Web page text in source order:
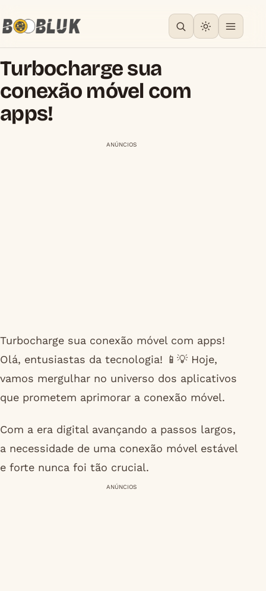
Turbocharge sua
conexão móvel com
apps!
ANÚNCIOS
Turbocharge sua conexão móvel com apps!
Olá, entusiastas da tecnologia! 📱💡 Hoje,
vamos mergulhar no universo dos aplicativos
que prometem aprimorar a conexão móvel.
Com a era digital avançando a passos largos,
a necessidade de uma conexão móvel estável
e forte nunca foi tão crucial.
ANÚNCIOS